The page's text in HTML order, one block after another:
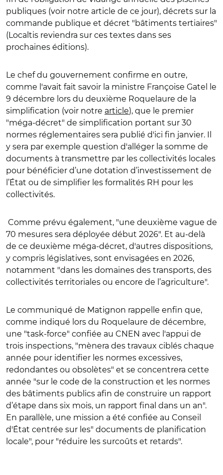
publiques (voir notre article de ce jour), décrets sur la
commande publique et décret "bâtiments tertiaires"
(Localtis reviendra sur ces textes dans ses
prochaines éditions).
Le chef du gouvernement confirme en outre,
comme l'avait fait savoir la ministre Françoise Gatel le
9 décembre lors du deuxième Roquelaure de la
simplification (voir notre article), que le premier
"méga-décret" de simplification portant sur 30
normes réglementaires sera publié d'ici fin janvier. Il
y sera par exemple question d'alléger la somme de
documents à transmettre par les collectivités locales
pour bénéficier d’une dotation d’investissement de
l’État ou de simplifier les formalités RH pour les
collectivités.
Comme prévu également, "une deuxième vague de
70 mesures sera déployée début 2026". Et au-delà
de ce deuxième méga-décret, d'autres dispositions,
y compris législatives, sont envisagées en 2026,
notamment "dans les domaines des transports, des
collectivités territoriales ou encore de l’agriculture".
Le communiqué de Matignon rappelle enfin que,
comme indiqué lors du Roquelaure de décembre,
une "task-force" confiée au CNEN avec l'appui de
trois inspections, "mènera des travaux ciblés chaque
année pour identifier les normes excessives,
redondantes ou obsolètes" et se concentrera cette
année "sur le code de la construction et les normes
des bâtiments publics afin de construire un rapport
d’étape dans six mois, un rapport final dans un an".
En parallèle, une mission a été confiée au Conseil
d'État centrée sur les" documents de planification
locale", pour "réduire les surcoûts et retards".